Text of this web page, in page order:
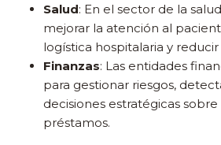
Salud: En el sector de la
mejorar la atención al
logística hospitalaria y
Finanzas: Las entidades
para gestionar riesgos,
decisiones estratégicas sobre
préstamos.